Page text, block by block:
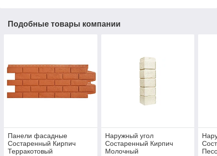
Подобные товары компании
Панели фасадные
Состаренный Кирпич
Терракотовый
Наружный угол
Состаренный Кирпич
Молочный